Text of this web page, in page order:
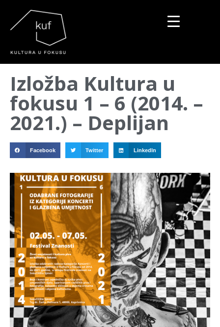
Izložba Kultura u
fokusu 1 – 6 (2014. –
2021.) – Deplijan
Facebook Twitter LinkedIn
▼
▼